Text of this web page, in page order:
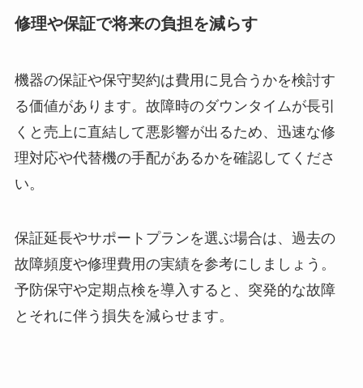
修理や保証で将来の負担を減らす
機器の保証や保守契約は費用に見合うかを検討す
る価値があります。故障時のダウンタイムが長引
くと売上に直結して悪影響が出るため、迅速な修
理対応や代替機の手配があるかを確認してくださ
い。
保証延長やサポートプランを選ぶ場合は、過去の
故障頻度や修理費用の実績を参考にしましょう。
予防保守や定期点検を導入すると、突発的な故障
とそれに伴う損失を減らせます。